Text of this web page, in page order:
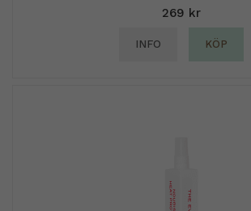
269 kr
INFO KÖP